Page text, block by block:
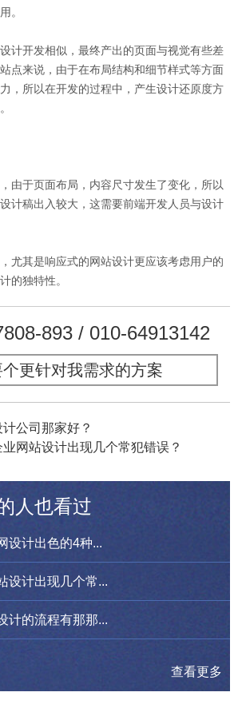
。
开发相似，最终产出的页面与视觉有些差
点来说，由于在布局结构和细节样式等方面
，所以在开发的过程中，产生设计还原度方
于页面布局，内容尺寸发生了变化，所以
计稿出入较大，这需要前端开发人员与设计
其是响应式的网站设计更应该考虑用户的
的独特性。
893 / 010-64913142
更针对我需求的方案
计公司那家好？
网站设计出现几个常犯错误？
人也看过
设计出色的4种...
设计出现几个常...
计的流程有那那...
查看更多